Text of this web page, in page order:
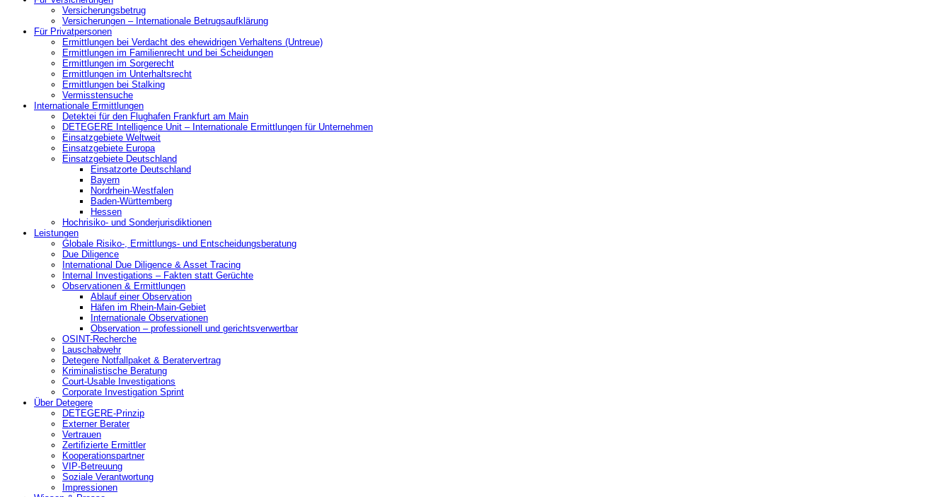
Versicherungsbetrug
Versicherungen – Internationale Betrugsaufklärung
Für Privatpersonen
Ermittlungen bei Verdacht des ehewidrigen Verhaltens (Untreue)
Ermittlungen im Familienrecht und bei Scheidungen
Ermittlungen im Sorgerecht
Ermittlungen im Unterhaltsrecht
Ermittlungen bei Stalking
Vermisstensuche
Internationale Ermittlungen
Detektei für den Flughafen Frankfurt am Main
DETEGERE Intelligence Unit – Internationale Ermittlungen für Unternehmen
Einsatzgebiete Weltweit
Einsatzgebiete Europa
Einsatzgebiete Deutschland
Einsatzorte Deutschland
Bayern
Nordrhein-Westfalen
Baden-Württemberg
Hessen
Hochrisiko- und Sonderjurisdiktionen
Leistungen
Globale Risiko-, Ermittlungs- und Entscheidungsberatung
Due Diligence
International Due Diligence & Asset Tracing
Internal Investigations – Fakten statt Gerüchte
Observationen & Ermittlungen
Ablauf einer Observation
Häfen im Rhein-Main-Gebiet
Internationale Observationen
Observation – professionell und gerichtsverwertbar
OSINT-Recherche
Lauschabwehr
Detegere Notfallpaket & Beratervertrag
Kriminalistische Beratung
Court-Usable Investigations
Corporate Investigation Sprint
Über Detegere
DETEGERE-Prinzip
Externer Berater
Vertrauen
Zertifizierte Ermittler
Kooperationspartner
VIP-Betreuung
Soziale Verantwortung
Impressionen